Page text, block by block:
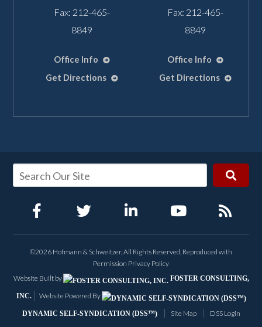
Fax: 212-465-
8849
Office Info
Get Directions
Fax: 212-465-
8849
Office Info
Get Directions
©2026 Hofmann & Schweitzer, All Rights Reserved, Reproduced with
Permission Privacy Policy
Website Built by
FOSTER CONSULTING,
INC. Website Powered By
DYNAMIC SELF-SYNDICATION (DSS™) Site Map DSS Login
Accidente Marítimo
Lesiones en el lugar de
Lesiones en las